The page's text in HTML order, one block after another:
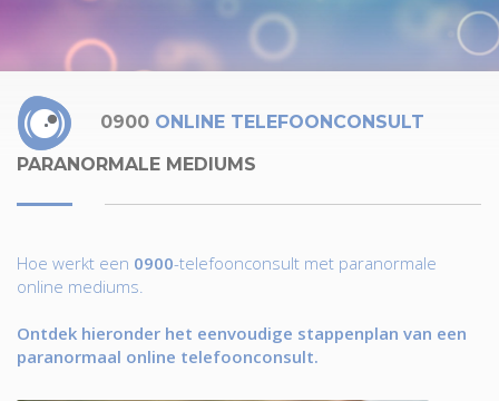
0900 ONLINE TELEFOONCONSULT
PARANORMALE MEDIUMS
Hoe werkt een 0900-telefoonconsult met paranormale
online mediums.
Ontdek hieronder het eenvoudige stappenplan van een
paranormaal online telefoonconsult.